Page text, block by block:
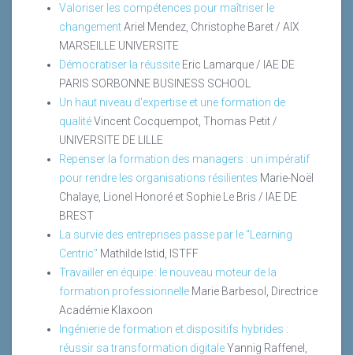
Valoriser les compétences pour maîtriser le
changementAriel Mendez, Christophe Baret / AIX
MARSEILLE UNIVERSITE
Démocratiser la réussite Eric Lamarque / IAE DE
PARIS SORBONNE BUSINESS SCHOOL
Un haut niveau d'expertise et une formation de
qualitéVincent Cocquempot, Thomas Petit /
UNIVERSITE DE LILLE
Repenser la formation des managers : un impératif
pour rendre les organisations résilientes Marie-Noël
Chalaye, Lionel Honoré et Sophie Le Bris / IAE DE
BREST
La survie des entreprises passe par le "Learning
Centric" Mathilde Istid, ISTFF
Travailler en équipe : le nouveau moteur de la
formation professionnelle Marie Barbesol, Directrice
Académie Klaxoon
Ingénierie de formation et dispositifs hybrides :
réussir sa transformation digitaleYannig Raffenel,